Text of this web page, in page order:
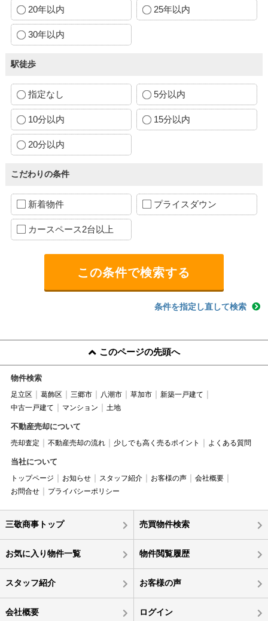
20年以内 25年以内
30年以内
駅徒歩
指定なし 5分以内
10分以内 15分以内
20分以内
こだわりの条件
新着物件 プライスダウン
カースペース2台以上
条件を指定し直して検索
このページの先頭へ
物件検索
足立区 葛飾区 三郷市 八潮市 草加市
新築一戸建て
中古一戸建て
マンション 土地
不動産売却について
売却査定 不動産売却の流れ 少しでも高く売るポイント よくある質問
当社について
トップページ お知らせ スタッフ紹介 お客様の声
会社概要
お問合せ
プライバシーポリシー
三敬商事トップ 売買物件検索
お気に入り物件一覧 物件閲覧履歴
スタッフ紹介 お客様の声
会社概要 ログイン